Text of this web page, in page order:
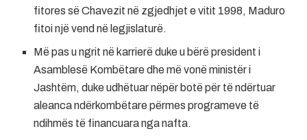
fitores së Chavezit në zgjedhjet e vitit 1998, Maduro
fitoi një vend në legjislaturë.
Më pas u ngrit në karrierë duke u bërë president i
Asamblesë Kombëtare dhe më vonë ministër i
Jashtëm, duke udhëtuar nëpër botë për të ndërtuar
aleanca ndërkombëtare përmes programeve të
ndihmës të financuara nga nafta.